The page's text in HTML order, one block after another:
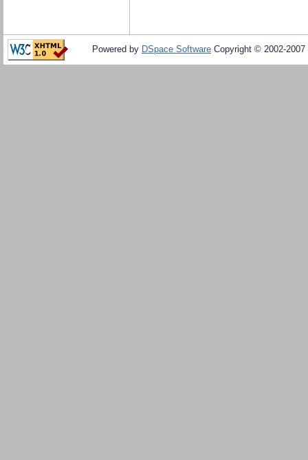
Powered by DSpace Software Copyright © 2002-2007